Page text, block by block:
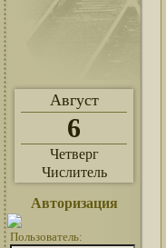
Август
6
Четверг
Числитель
Авторизация
Пользователь: